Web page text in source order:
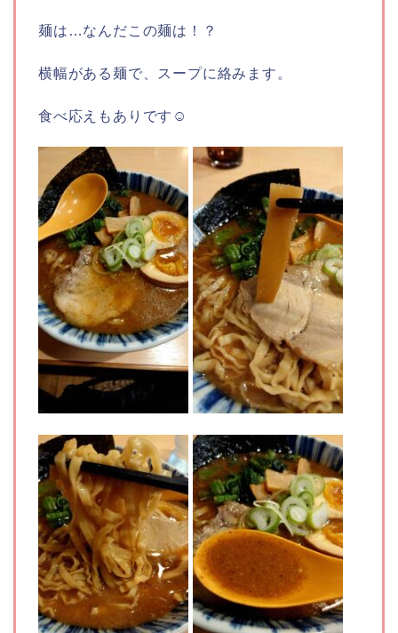
麺は…なんだこの麺は！？
横幅がある麺で、スープに絡みます。
食べ応えもありです☺